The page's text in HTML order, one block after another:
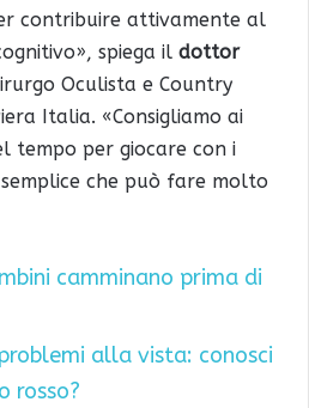
contribuire attivamente al
spiega il dottor
Oculista e Country
Italia. «Consigliamo ai
tempo per giocare con i
che può fare molto
camminano prima di
alla vista: conosci
rosso?